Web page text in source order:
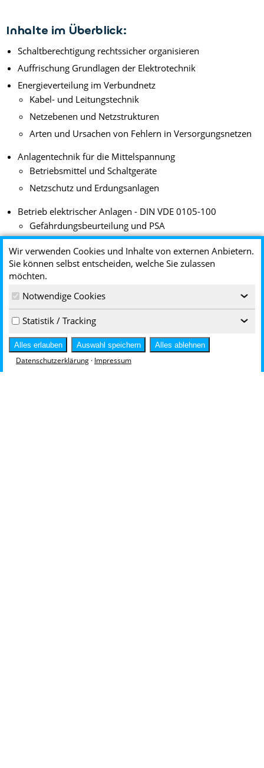
Inhalte im Überblick:
Schaltberechtigung rechtssicher organisieren
Auffrischung Grundlagen der Elektrotechnik
Energieverteilung im Verbundnetz
Kabel- und Leitungstechnik
Netzebenen und Netzstrukturen
Arten und Ursachen von Fehlern in Versorgungsnetzen
Anlagentechnik für die Mittelspannung
Betriebsmittel und Schaltgeräte
Netzschutz und Erdungsanlagen
Betrieb elektrischer Anlagen - DIN VDE 0105-100
Gefährdungsbeurteilung und PSA
Arbeitsmethoden
Instandhaltung
Brandschutz und Brandbekämpfung
Maßnahmen im Notfall
Arbeiten unter besonderen Umgebungsbedingungen
Schaltablauf und Schaltgespräch
Arbeitsauftrag und Dokumentation
Wir verwenden Cookies und Inhalte von externen Anbietern.
Sie können selbst entscheiden, welche Sie zulassen
möchten.
Notwendige Cookies
‹
Statistik / Tracking ‹
Alles erlauben Auswahl speichern Alles ablehnen
Datenschutzerklärung · Impressum